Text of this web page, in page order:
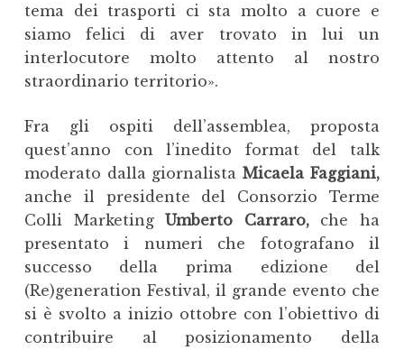
tema dei trasporti ci sta molto a cuore e
siamo felici di aver trovato in lui un
interlocutore molto attento al nostro
straordinario territorio».
Fra gli ospiti dell’assemblea, proposta
quest’anno con l’inedito format del talk
moderato dalla giornalistaMicaela Faggiani,
anche il presidente del Consorzio Terme
Colli MarketingUmberto Carraro, che ha
presentato i numeri che fotografano il
successo della prima edizione del
(Re)generation Festival, il grande evento che
si è svolto a inizio ottobre con l’obiettivo di
contribuire al posizionamento della